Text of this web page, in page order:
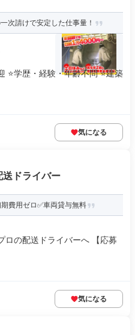
次請けで安定した仕事量！
⭐学歴・経験・年齢不問 ⭐建築
気になる
送ドライバー
費用ゼロ✅車両貸与無料
ロの配送ドライバーへ 【応募
気になる